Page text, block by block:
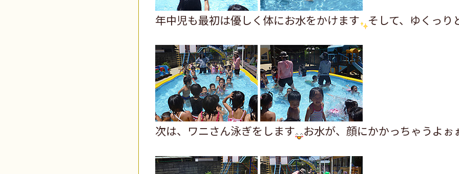
年中児も最初は優しく体にお水をかけます そして、ゆくっり
次は、ワニさん泳ぎをします お水が、顔にかかっちゃうよぉ